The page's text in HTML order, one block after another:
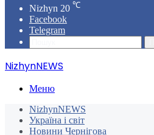
Nizhyn 20 ℃
Facebook
Telegram
NizhynNEWS
Меню
NizhynNEWS
Україна і світ
Новини Чернігова